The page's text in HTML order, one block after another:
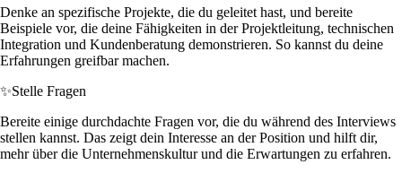
Denke an spezifische Projekte, die du geleitet hast, und bereite
Beispiele vor, die deine Fähigkeiten in der Projektleitung, technischen
Integration und Kundenberatung demonstrieren. So kannst du deine
Erfahrungen greifbar machen.
✨Stelle Fragen
Bereite einige durchdachte Fragen vor, die du während des Interviews
stellen kannst. Das zeigt dein Interesse an der Position und hilft dir,
mehr über die Unternehmenskultur und die Erwartungen zu erfahren.